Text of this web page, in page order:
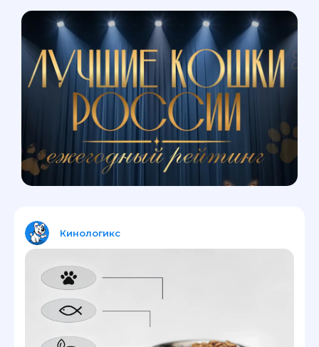
Кинологикс